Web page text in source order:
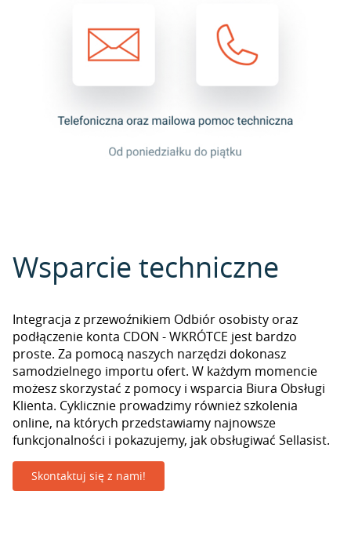
Wsparcie techniczne
Integracja z przewoźnikiem Odbiór osobisty oraz
podłączenie konta CDON - WKRÓTCE jest bardzo
proste. Za pomocą naszych narzędzi dokonasz
samodzielnego importu ofert. W każdym momencie
możesz skorzystać z pomocy i wsparcia Biura Obsługi
Klienta. Cyklicznie prowadzimy również szkolenia
online, na których przedstawiamy najnowsze
funkcjonalności i pokazujemy, jak obsługiwać Sellasist.
Skontaktuj się z nami!